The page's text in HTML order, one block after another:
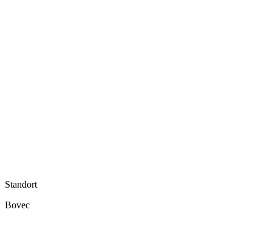
Standort
Bovec